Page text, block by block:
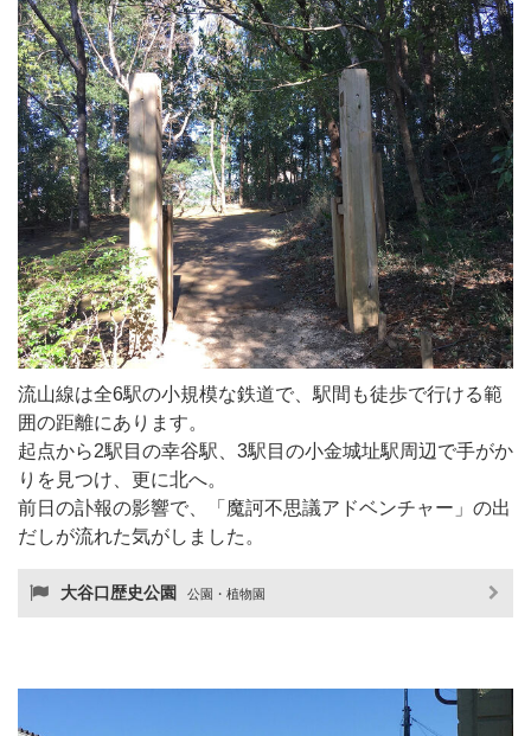
流山線は全6駅の小規模な鉄道で、駅間も徒歩で行ける範
囲の距離にあります。
起点から2駅目の幸谷駅、3駅目の小金城址駅周辺で手がか
りを見つけ、更に北へ。
前日の訃報の影響で、「魔訶不思議アドベンチャー」の出
だしが流れた気がしました。
大谷口歴史公園 公園・植物園